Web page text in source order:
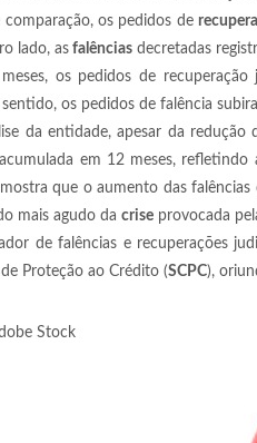
comparação, os pedidos de
lado, as falências decretadas
os pedidos de
os pedidos de falência
da entidade, apesar da
em 12 meses,
que o aumento das
mais agudo da crise provocada
de falências e recuperações
Proteção ao Crédito (SCPC),
Stock